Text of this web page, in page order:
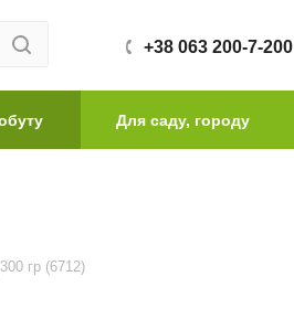
+38 063 200-7-200
Для саду, городу
гр (6712)